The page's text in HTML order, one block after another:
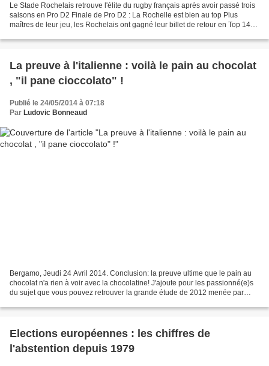
Le Stade Rochelais retrouve l'élite du rugby français après avoir passé trois
saisons en Pro D2 Finale de Pro D2 : La Rochelle est bien au top Plus
maîtres de leur jeu, les Rochelais ont gagné leur billet de retour en Top 14
La preuve à l'italienne : voilà le pain au chocolat
, "il pane cioccolato" !
Publié le 24/05/2014 à 07:18
Par Ludovic Bonneaud
Bergamo, Jeudi 24 Avril 2014. Conclusion: la preuve ultime que le pain au
chocolat n'a rien à voir avec la chocolatine! J'ajoute pour les passionné(e)s
du sujet que vous pouvez retrouver la grande étude de 2012 menée par
Elections européennes : les chiffres de
l'abstention depuis 1979